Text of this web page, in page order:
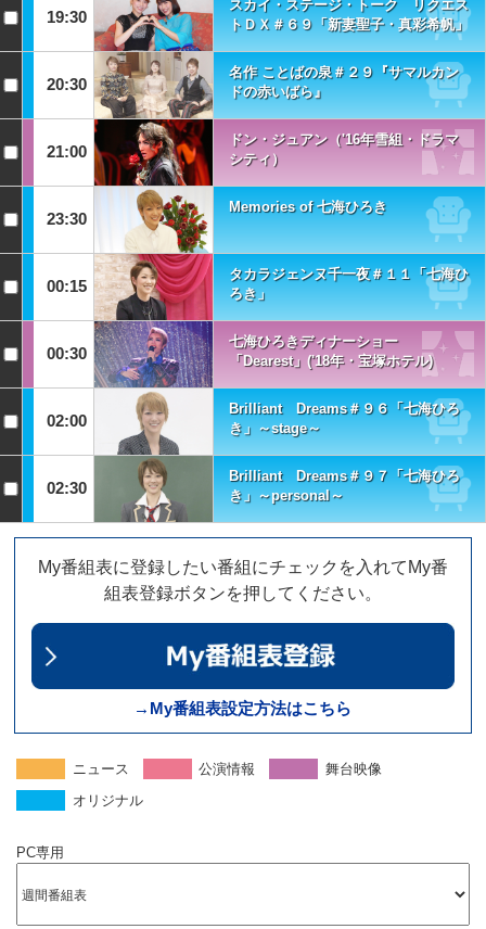
19:30
スカイ・ステージ・トーク リクエス
トＤＸ＃６９「新妻聖子・真彩希帆」
20:30
名作 ことばの泉＃２９『サマルカン
ドの赤いばら』
21:00
ドン・ジュアン（'16年雪組・ドラマ
シティ）
23:30
Memories of 七海ひろき
00:15
タカラジェンヌ千一夜＃１１「七海ひ
ろき」
00:30
七海ひろきディナーショー
「Dearest」('18年・宝塚ホテル)
02:00
Brilliant Dreams＃９６「七海ひろ
き」～stage～
02:30
Brilliant Dreams＃９７「七海ひろ
き」～personal～
My番組表に登録したい番組にチェックを入れてMy番
組表登録ボタンを押してください。
→My番組表設定方法はこちら
ニュース 公演情報
舞台映像
オリジナル
PC専用